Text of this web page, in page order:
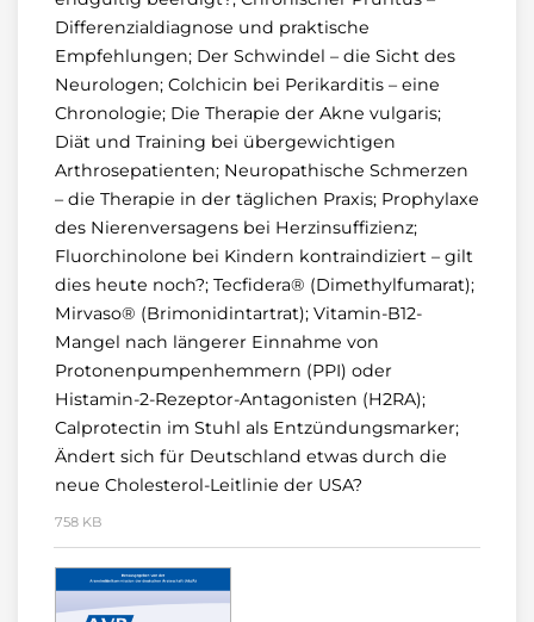
Differenzialdiagnose und praktische
Empfehlungen; Der Schwindel – die Sicht des
Neurologen; Colchicin bei Perikarditis – eine
Chronologie; Die Therapie der Akne vulgaris;
Diät und Training bei übergewichtigen
Arthrosepatienten; Neuropathische Schmerzen
– die Therapie in der täglichen Praxis; Prophylaxe
des Nierenversagens bei Herzinsuffizienz;
Fluorchinolone bei Kindern kontraindiziert – gilt
dies heute noch?; Tecfidera® (Dimethylfumarat);
Mirvaso® (Brimonidintartrat); Vitamin-B12-
Mangel nach längerer Einnahme von
Protonenpumpenhemmern (PPI) oder
Histamin-2-Rezeptor-Antagonisten (H2RA);
Calprotectin im Stuhl als Entzündungsmarker;
Ändert sich für Deutschland etwas durch die
neue Cholesterol-Leitlinie der USA?
758 KB